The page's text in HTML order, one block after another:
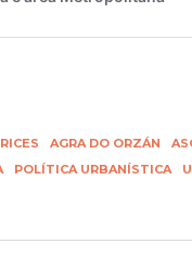
AGRA DO ORZÁN
POLÍTICA URBANÍSTICA